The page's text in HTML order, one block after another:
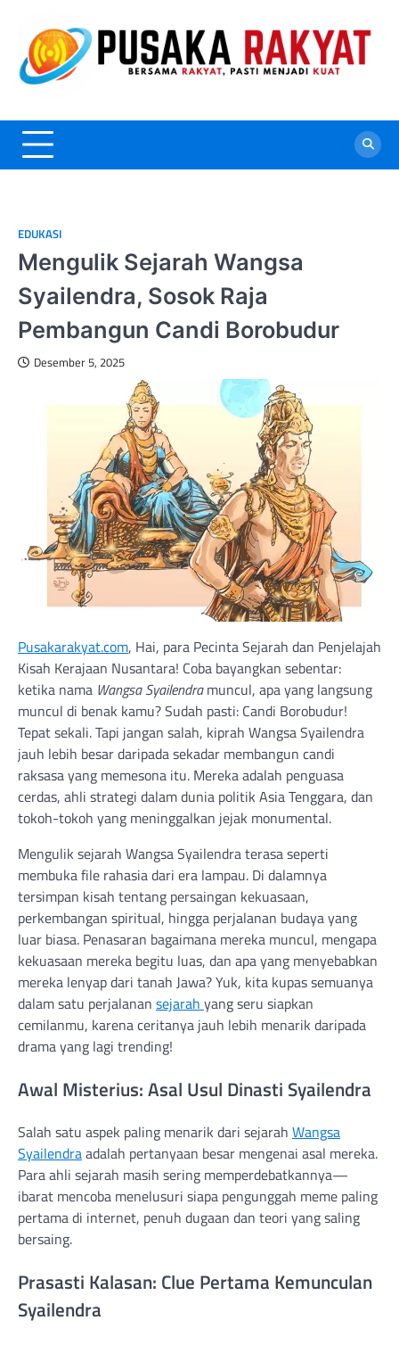
content
EDUKASI
Mengulik Sejarah Wangsa
Syailendra, Sosok Raja
Pembangun Candi Borobudur
Desember 5, 2025
Pusakarakyat.com, Hai, para Pecinta Sejarah dan Penjelajah
Kisah Kerajaan Nusantara! Coba bayangkan sebentar:
ketika nama Wangsa Syailendramuncul, apa yang langsung
muncul di benak kamu? Sudah pasti: Candi Borobudur!
Tepat sekali. Tapi jangan salah, kiprah Wangsa Syailendra
jauh lebih besar daripada sekadar membangun candi
raksasa yang memesona itu. Mereka adalah penguasa
cerdas, ahli strategi dalam dunia politik Asia Tenggara, dan
tokoh-tokoh yang meninggalkan jejak monumental.
Mengulik sejarah Wangsa Syailendra terasa seperti
membuka file rahasia dari era lampau. Di dalamnya
tersimpan kisah tentang persaingan kekuasaan,
perkembangan spiritual, hingga perjalanan budaya yang
luar biasa. Penasaran bagaimana mereka muncul, mengapa
kekuasaan mereka begitu luas, dan apa yang menyebabkan
mereka lenyap dari tanah Jawa? Yuk, kita kupas semuanya
dalam satu perjalanan sejarah yang seru siapkan
cemilanmu, karena ceritanya jauh lebih menarik daripada
drama yang lagi trending!
Awal Misterius: Asal Usul Dinasti Syailendra
Salah satu aspek paling menarik dari sejarah Wangsa
Syailendraadalah pertanyaan besar mengenai asal mereka.
Para ahli sejarah masih sering memperdebatkannya—
ibarat mencoba menelusuri siapa pengunggah meme paling
pertama di internet, penuh dugaan dan teori yang saling
bersaing.
Prasasti Kalasan: Clue Pertama Kemunculan
Syailendra